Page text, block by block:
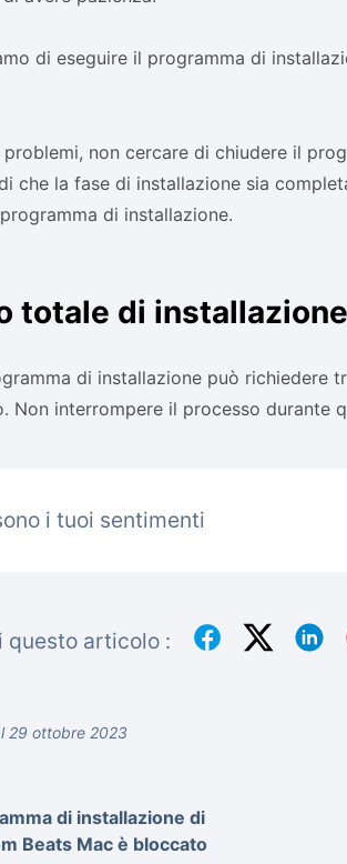
di eseguire il programma di
problemi, non cercare di chiudere il
che la fase di installazione sia
di installazione.
totale di installazione
di installazione può richiedere
Non interrompere il processo durante
i tuoi sentimenti
questo articolo :
29 ottobre 2023
di installazione di
Beats Mac è bloccato